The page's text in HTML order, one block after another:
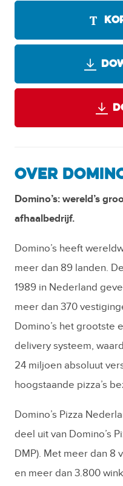
OVER
Domino’s: wereld’s
afhaalbedrijf.
Domino’s heeft
meer dan 89 landen.
1989 in Nederland
meer dan 370
Domino’s het grootste
delivery systeem,
24 miljoen absoluut
hoogstaande pizza’s
Domino’s Pizza
deel uit van Domino’s
DMP). Met meer dan 8
en meer dan 3.800